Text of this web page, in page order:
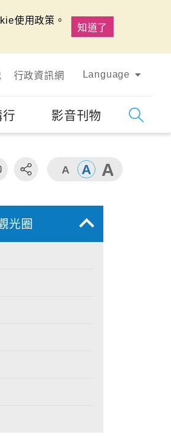
使用政策。
知道了
行政資訊網 Language
影音刊物
光圈